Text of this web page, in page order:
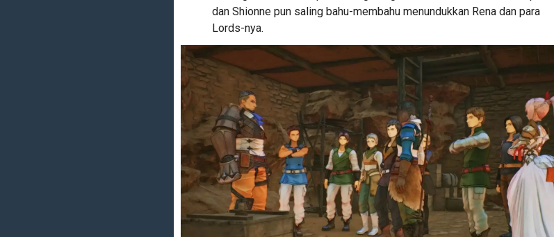
dan Shionne pun saling bahu-membahu menundukkan Rena dan para
Lords-nya.